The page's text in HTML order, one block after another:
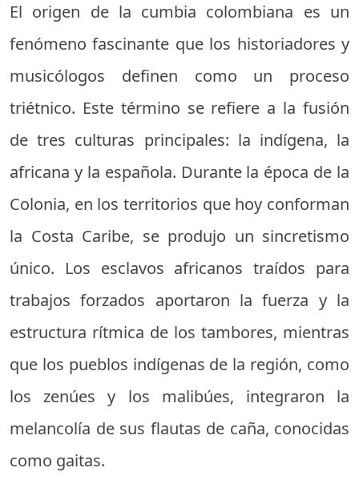
El origen de la cumbia colombiana es un
fenómeno fascinante que los historiadores y
musicólogos definen como un proceso
triétnico. Este término se refiere a la fusión
de tres culturas principales: la indígena, la
africana y la española. Durante la época de la
Colonia, en los territorios que hoy conforman
la Costa Caribe, se produjo un sincretismo
único. Los esclavos africanos traídos para
trabajos forzados aportaron la fuerza y la
estructura rítmica de los tambores, mientras
que los pueblos indígenas de la región, como
los zenúes y los malibúes, integraron la
melancolía de sus flautas de caña, conocidas
como gaitas.